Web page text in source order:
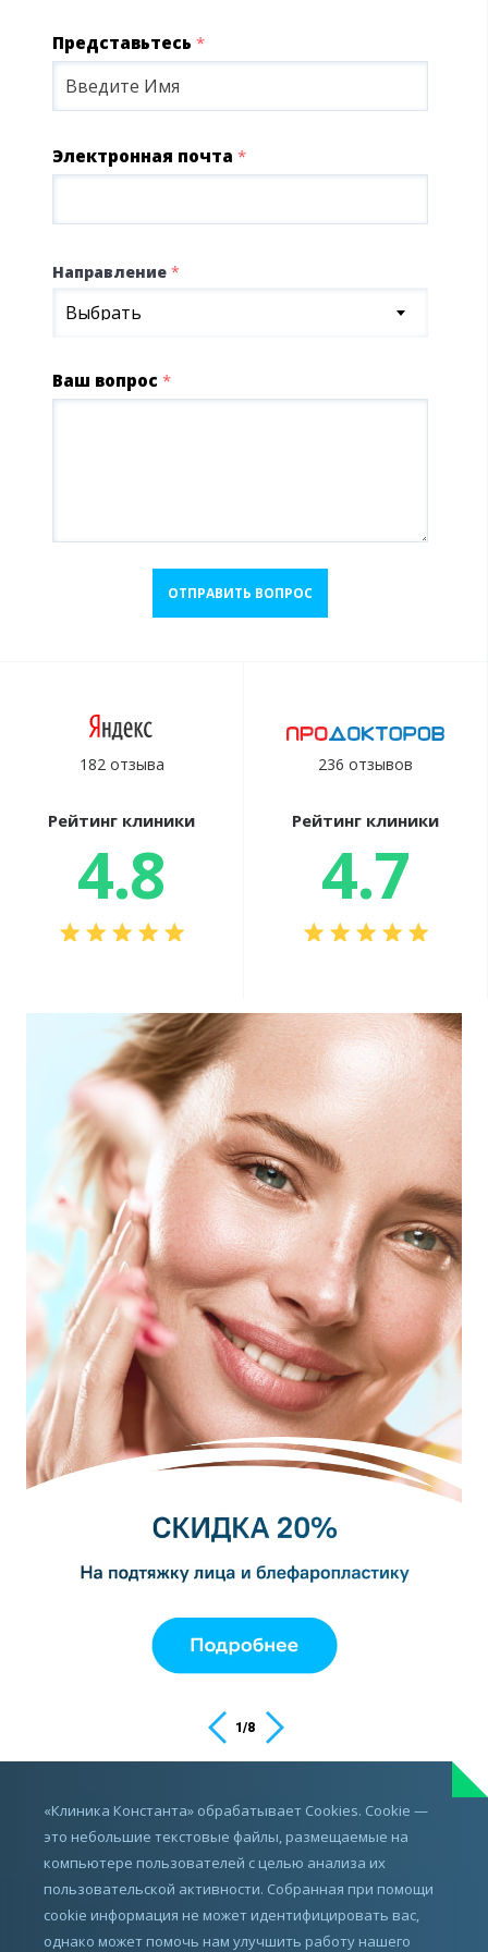
Представьтесь *
Электронная почта *
Направление *
Выбрать
Ваш вопрос *
ОТПРАВИТЬ ВОПРОС
182 отзыва
Рейтинг клиники
4.8
236 отзывов
Рейтинг клиники
4.7
1/8
ИМЕЮТСЯ ПРОТИВОПОКАЗАНИЯ,
ПРОКОНСУЛЬТИРУЙТЕСЬ С ВРАЧОМ
«Клиника Константа» обрабатывает Cookies. Cookie —
это небольшие текстовые файлы, размещаемые на
компьютере пользователей с целью анализа их
пользовательской активности. Собранная при помощи
cookie информация не может идентифицировать вас,
однако может помочь нам улучшить работу нашего